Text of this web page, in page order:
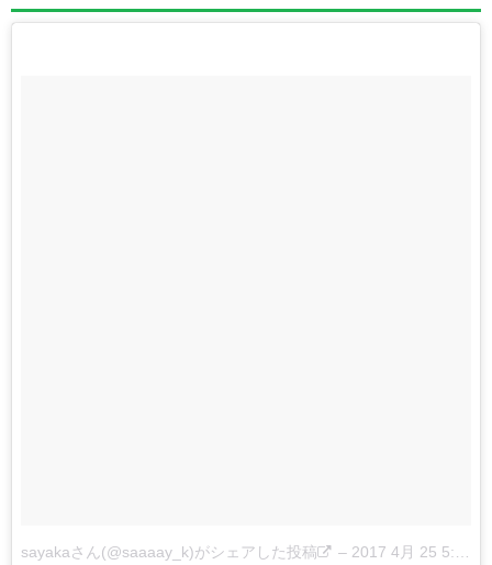
sayakaさん(@saaaay_k)がシェアした投稿 – 2017 4月 25 5:30午前 PDT